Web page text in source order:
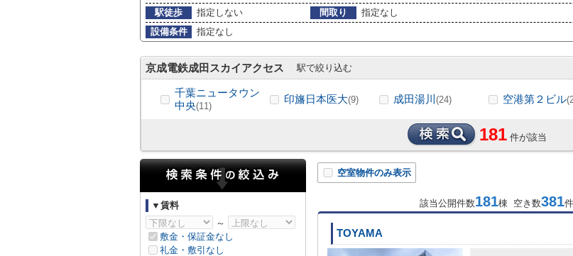
駅徒歩
指定しない 間取り
指定なし
設備条件
指定なし
京成電鉄成田スカイアクセス 駅で絞り込む
千葉ニュータウン
中央(11)
印旛日本医大(9) 成田湯川 (24) 空港第２ビル
181 件が該当
空室物件のみ表示
該当公開件数181棟 空き数381件
TOYAMA
▼賃料
～
敷金・保証金なし
礼金・敷引なし